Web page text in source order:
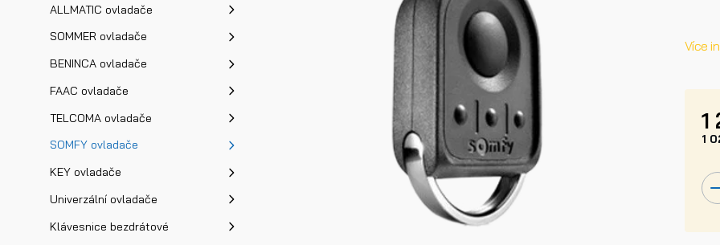
ALLMATIC ovladače
SOMMER ovladače
BENINCA ovladače
FAAC ovladače
TELCOMA ovladače
SOMFY ovladače
KEY ovladače
Univerzální ovladače
Klávesnice bezdrátové
Více
1
1